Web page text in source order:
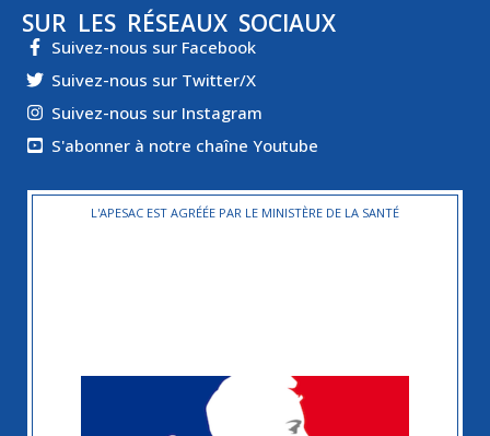
SUR LES RÉSEAUX SOCIAUX
Suivez-nous sur Facebook
Suivez-nous sur Twitter/X
Suivez-nous sur Instagram
S'abonner à notre chaîne Youtube
L'APESAC EST AGRÉÉE PAR LE MINISTÈRE DE LA SANTÉ